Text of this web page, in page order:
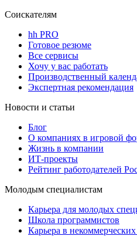
Соискателям
hh PRO
Готовое резюме
Все сервисы
Хочу у вас работать
Производственный
Экспертная рекомендация
Новости и статьи
Блог
О компаниях в игровой
Жизнь в компании
ИТ-проекты
Рейтинг работодателей
Молодым специалистам
Карьера для молодых
Школа программистов
Карьера в